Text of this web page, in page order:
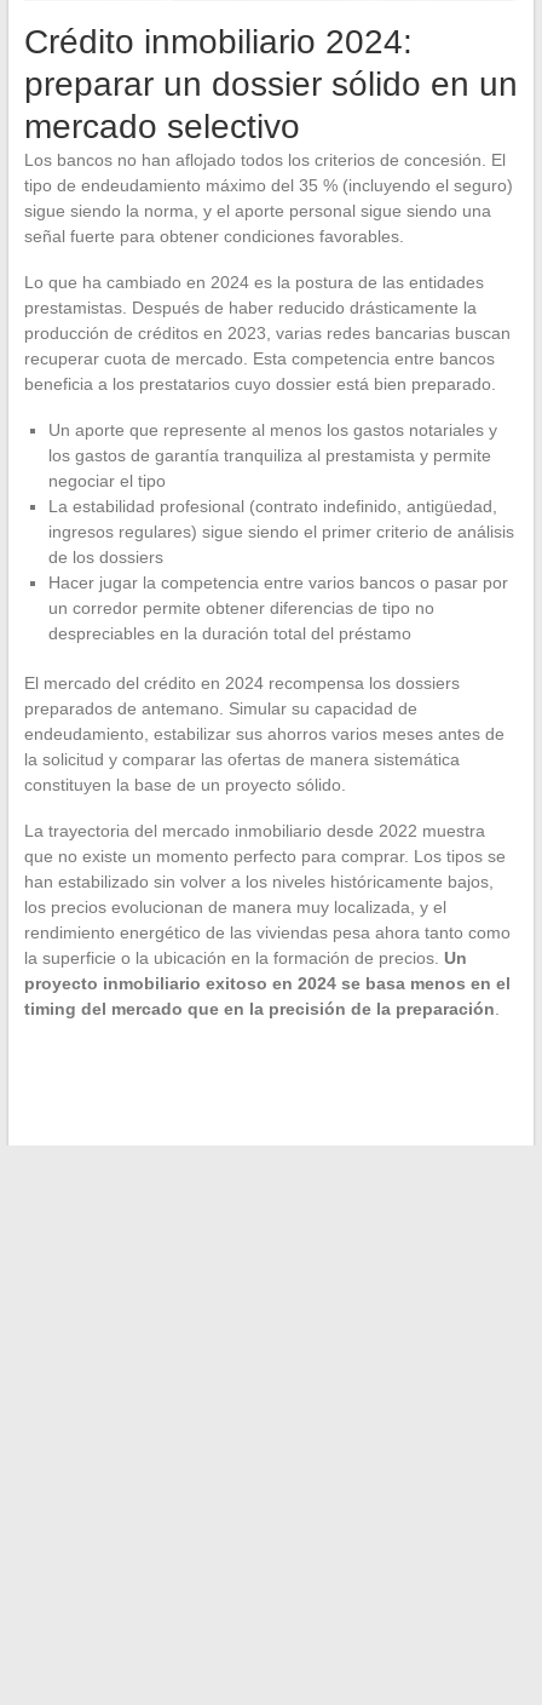
Crédito inmobiliario 2024:
preparar un dossier sólido en un
mercado selectivo
Los bancos no han aflojado todos los criterios de concesión. El
tipo de endeudamiento máximo del 35 % (incluyendo el seguro)
sigue siendo la norma, y el aporte personal sigue siendo una
señal fuerte para obtener condiciones favorables.
Lo que ha cambiado en 2024 es la postura de las entidades
prestamistas. Después de haber reducido drásticamente la
producción de créditos en 2023, varias redes bancarias buscan
recuperar cuota de mercado. Esta competencia entre bancos
beneficia a los prestatarios cuyo dossier está bien preparado.
Un aporte que represente al menos los gastos notariales y
los gastos de garantía tranquiliza al prestamista y permite
negociar el tipo
La estabilidad profesional (contrato indefinido, antigüedad,
ingresos regulares) sigue siendo el primer criterio de análisis
de los dossiers
Hacer jugar la competencia entre varios bancos o pasar por
un corredor permite obtener diferencias de tipo no
despreciables en la duración total del préstamo
El mercado del crédito en 2024 recompensa los dossiers
preparados de antemano. Simular su capacidad de
endeudamiento, estabilizar sus ahorros varios meses antes de
la solicitud y comparar las ofertas de manera sistemática
constituyen la base de un proyecto sólido.
La trayectoria del mercado inmobiliario desde 2022 muestra
que no existe un momento perfecto para comprar. Los tipos se
han estabilizado sin volver a los niveles históricamente bajos,
los precios evolucionan de manera muy localizada, y el
rendimiento energético de las viviendas pesa ahora tanto como
la superficie o la ubicación en la formación de precios. Un
proyecto inmobiliario exitoso en 2024 se basa menos en el
timing del mercado que en la precisión de la preparación.